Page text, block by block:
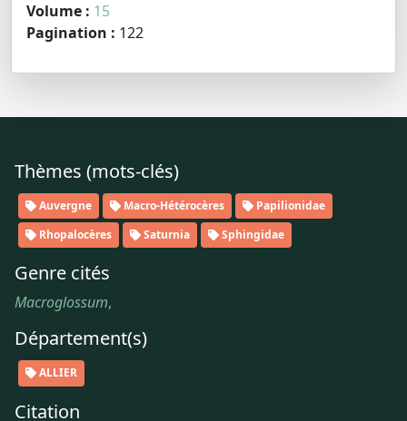
Volume : 15
Pagination : 122
Thèmes (mots-clés)
Auvergne Macro-Hétérocères
Papilionidae
Rhopalocères
Saturnia Sphingidae
Genre cités
Macroglossum,
Département(s)
ALLIER
Citation